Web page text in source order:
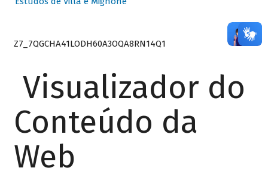
Z7_7QGCHA41LODH60A3OQA8RN14Q1
Visualizador do
Conteúdo da
Web